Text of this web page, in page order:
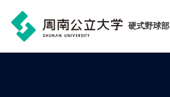
硬式野球部